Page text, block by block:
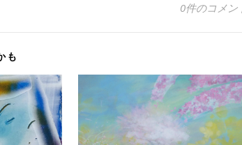
0件のコメン
も